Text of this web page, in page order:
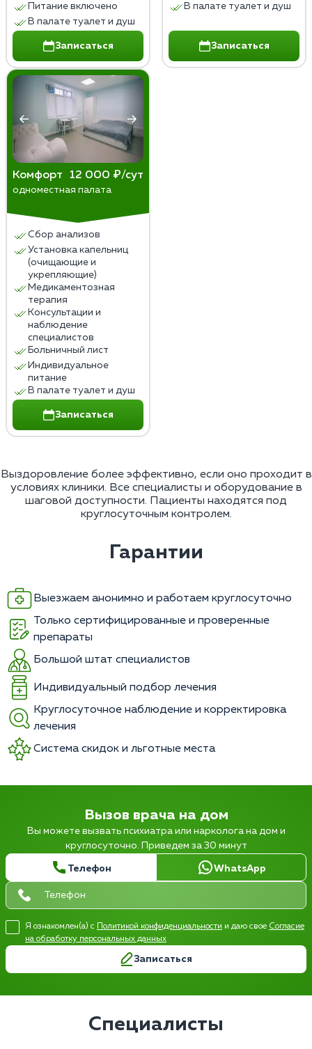
Питание включено
В палате туалет и душ
Записаться
В палате туалет и душ
Записаться
Комфорт 12 000 ₽/сут
одноместная палата
Сбор анализов
Установка капельниц
(очищающие и
укрепляющие)
Медикаментозная
терапия
Консультации и
наблюдение
специалистов
Больничный лист
Индивидуальное
питание
В палате туалет и душ
Записаться
Выздоровление более эффективно, если оно проходит в
условиях клиники. Все специалисты и оборудование в
шаговой доступности. Пациенты находятся под
круглосуточным контролем.
Гарантии
Выезжаем анонимно и работаем круглосуточно
Только сертифицированные и проверенные
препараты
Большой штат специалистов
Индивидуальный подбор лечения
Круглосуточное наблюдение и корректировка
лечения
Система скидок и льготные места
Вызов врача на дом
Вы можете вызвать психиатра или нарколога на дом и
круглосуточно. Приведем за 30 минут
Телефон WhatsApp
Я ознакомлен(а) с Политикой конфиденциальности и даю свое Согласие
на обработку персональных данных
Записаться
Специалисты